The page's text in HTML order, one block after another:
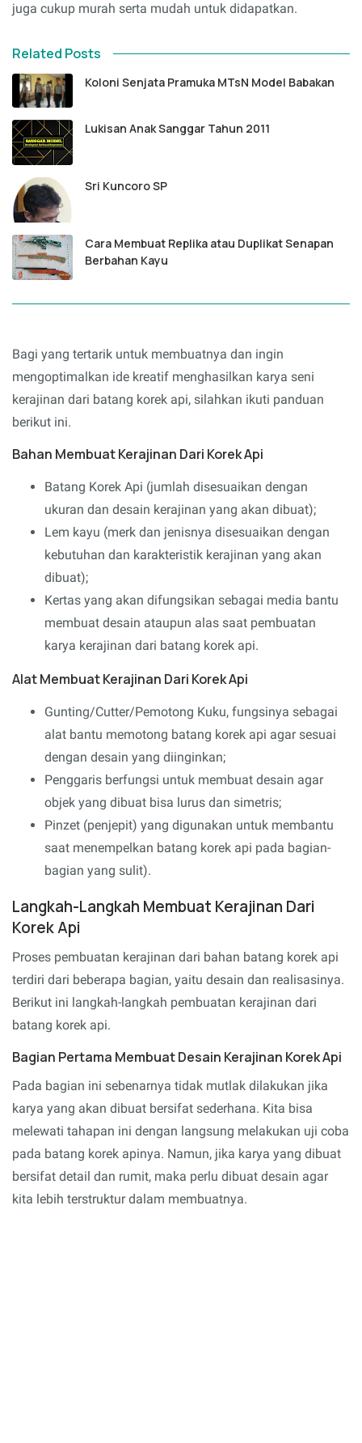
juga cukup murah serta mudah untuk didapatkan.
Related Posts
Koloni Senjata Pramuka MTsN Model Babakan
Lukisan Anak Sanggar Tahun 2011
Sri Kuncoro SP
Cara Membuat Replika atau Duplikat Senapan
Berbahan Kayu
Bagi yang tertarik untuk membuatnya dan ingin
mengoptimalkan ide kreatif menghasilkan karya seni
kerajinan dari batang korek api, silahkan ikuti panduan
berikut ini.
Bahan Membuat Kerajinan Dari Korek Api
Batang Korek Api (jumlah disesuaikan dengan
ukuran dan desain kerajinan yang akan dibuat);
Lem kayu (merk dan jenisnya disesuaikan dengan
kebutuhan dan karakteristik kerajinan yang akan
dibuat);
Kertas yang akan difungsikan sebagai media bantu
membuat desain ataupun alas saat pembuatan
karya kerajinan dari batang korek api.
Alat Membuat Kerajinan Dari Korek Api
Gunting/Cutter/Pemotong Kuku, fungsinya sebagai
alat bantu memotong batang korek api agar sesuai
dengan desain yang diinginkan;
Penggaris berfungsi untuk membuat desain agar
objek yang dibuat bisa lurus dan simetris;
Pinzet (penjepit) yang digunakan untuk membantu
saat menempelkan batang korek api pada bagian-
bagian yang sulit).
Langkah-Langkah Membuat Kerajinan Dari
Korek Api
Proses pembuatan kerajinan dari bahan batang korek api
terdiri dari beberapa bagian, yaitu desain dan realisasinya.
Berikut ini langkah-langkah pembuatan kerajinan dari
batang korek api.
Bagian Pertama Membuat Desain Kerajinan Korek Api
Pada bagian ini sebenarnya tidak mutlak dilakukan jika
karya yang akan dibuat bersifat sederhana. Kita bisa
melewati tahapan ini dengan langsung melakukan uji coba
pada batang korek apinya. Namun, jika karya yang dibuat
bersifat detail dan rumit, maka perlu dibuat desain agar
kita lebih terstruktur dalam membuatnya.